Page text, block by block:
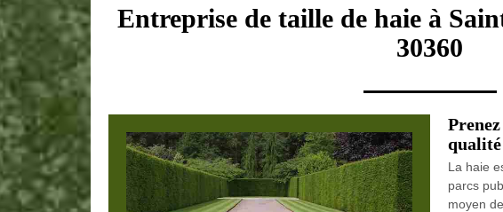
Entreprise de taille de haie à
30360
La haie
parcs
moyen